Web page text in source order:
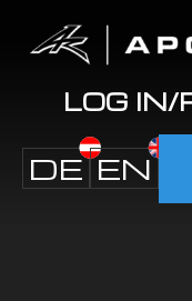
LOG IN/
DE EN